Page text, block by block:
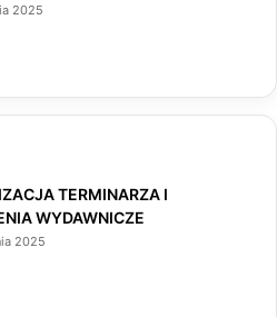
2025
TERMINARZA I
WYDAWNICZE
2025